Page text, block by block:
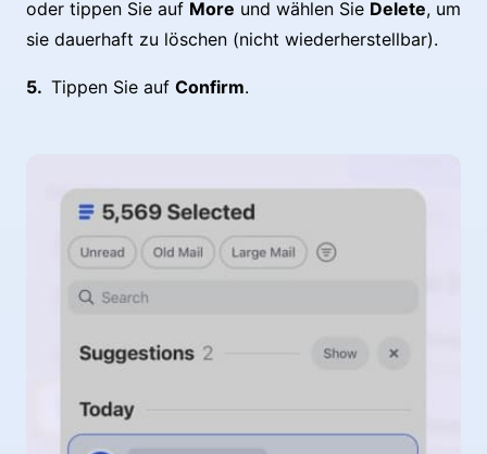
oder tippen Sie auf More und wählen Sie Delete, um
sie dauerhaft zu löschen (nicht wiederherstellbar).
Tippen Sie auf Confirm.